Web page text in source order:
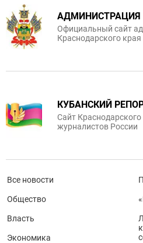
АДМИНИСТРАЦИЯ
Официальный сайт
Краснодарского края
КУБАНСКИЙ
Сайт
журналистов России
Все новости
Общество
Власть
Экономика